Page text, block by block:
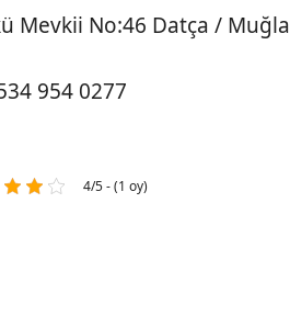
Mevkii No:46 Datça / Muğla
954 0277
4/5 - (1 oy)